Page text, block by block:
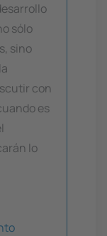
sólo
sino
con
es
lo